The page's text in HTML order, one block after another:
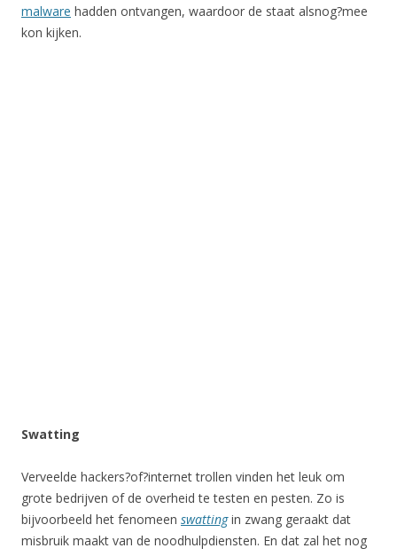
malware hadden ontvangen, waardoor de staat alsnog?mee
kon kijken.
Swatting
Verveelde hackers?of?internet trollen vinden het leuk om
grote bedrijven of de overheid te testen en pesten. Zo is
bijvoorbeeld het fenomeen swatting in zwang geraakt dat
misbruik maakt van de noodhulpdiensten. En dat zal het nog